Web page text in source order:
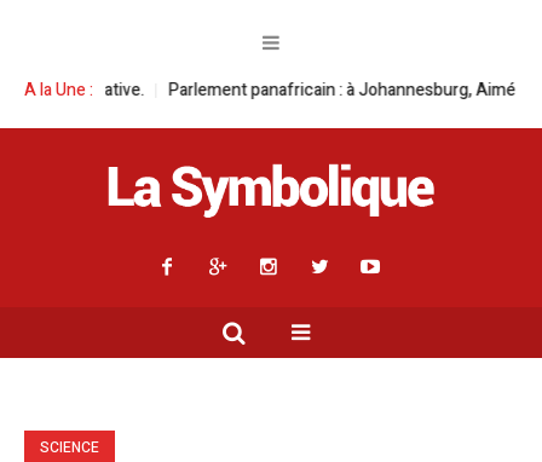
A la Une :: à Johannesburg, Aimé Boji Sangara multiplie les plaidoyers
SCIENCE